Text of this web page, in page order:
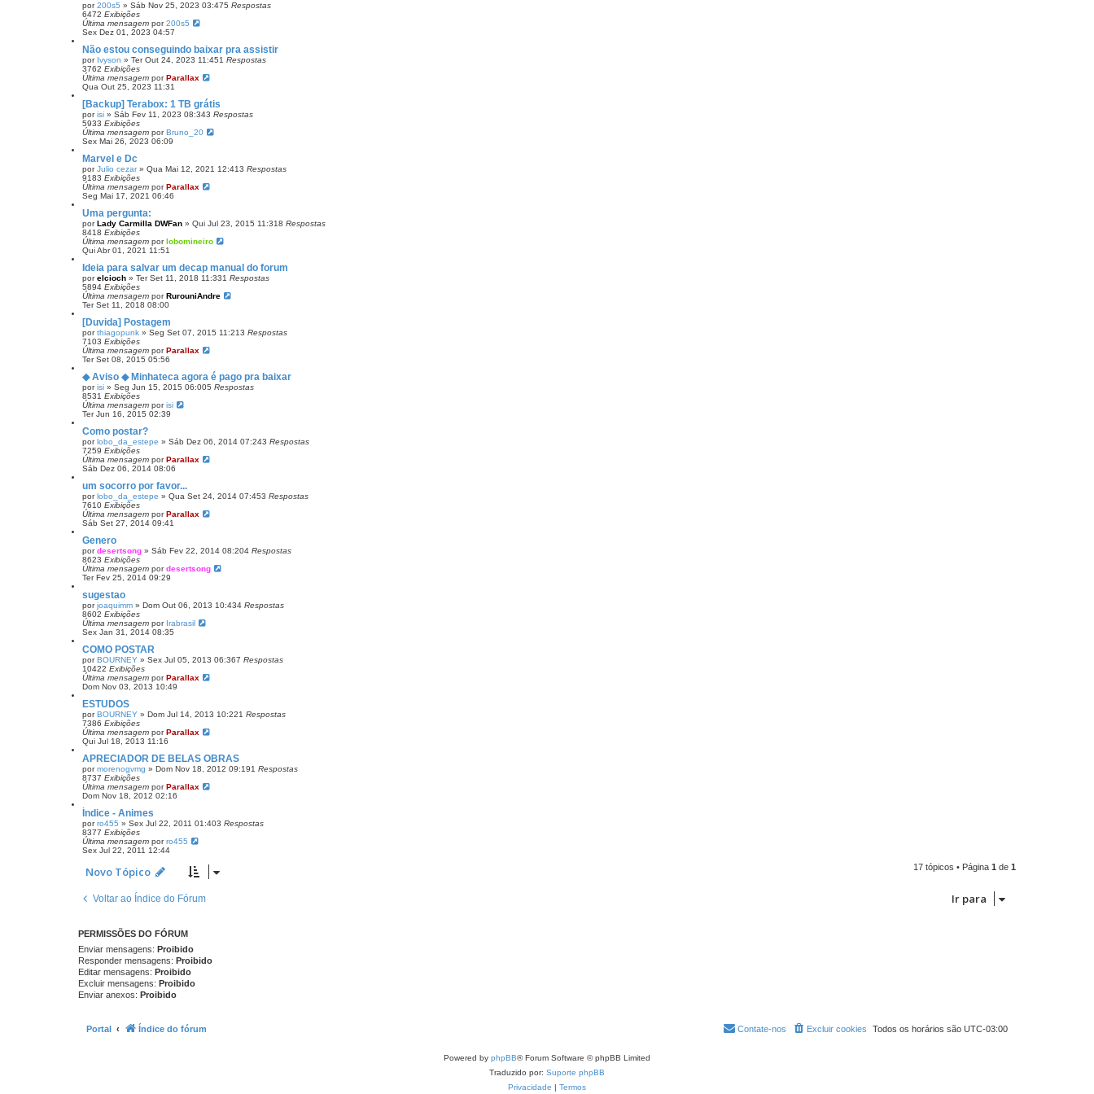
por200s5 » Sáb Nov 25, 2023 03:475 Respostas
6472 Exibições
Última mensagem por200s5
Sex Dez 01, 2023 04:57
Não estou conseguindo baixar pra assistir
por Ivyson » Ter Out 24, 2023 11:451 Respostas
3762 Exibições
Última mensagem porParallax
Qua Out 25, 2023 11:31
[Backup] Terabox: 1 TB grátis
porisi » Sáb Fev 11, 2023 08:343 Respostas
5933 Exibições
Última mensagem porBruno_20
Sex Mai 26, 2023 06:09
Marvel e Dc
porJulio cezar» Qua Mai 12, 2021 12:413 Respostas
9183 Exibições
Última mensagem porParallax
Seg Mai 17, 2021 06:46
Uma pergunta:
porLady Carmilla DWFan » Qui Jul 23, 2015 11:318 Respostas
8418 Exibições
Última mensagem porlobomineiro
Qui Abr 01, 2021 11:51
Ideia para salvar um decap manual do forum
porelcioch » Ter Set 11, 2018 11:331 Respostas
5894 Exibições
Última mensagem porRurouniAndre
Ter Set 11, 2018 08:00
[Duvida] Postagem
porthiagopunk » Seg Set 07, 2015 11:213 Respostas
7103 Exibições
Última mensagem porParallax
Ter Set 08, 2015 05:56
◆ Aviso ◆ Minhateca agora é pago pra baixar
porisi » Seg Jun 15, 2015 06:005 Respostas
8531 Exibições
Última mensagem porisi
Ter Jun 16, 2015 02:39
Como postar?
porlobo_da_estepe » Sáb Dez 06, 2014 07:243 Respostas
7259 Exibições
Última mensagem porParallax
Sáb Dez 06, 2014 08:06
um socorro por favor...
porlobo_da_estepe » Qua Set 24, 2014 07:453 Respostas
7610 Exibições
Última mensagem porParallax
Sáb Set 27, 2014 09:41
Genero
pordesertsong » Sáb Fev 22, 2014 08:204 Respostas
8623 Exibições
Última mensagem pordesertsong
Ter Fev 25, 2014 09:29
sugestao
porjoaquimm » Dom Out 06, 2013 10:434 Respostas
8602 Exibições
Última mensagem por Irabrasil
Sex Jan 31, 2014 08:35
COMO POSTAR
porBOURNEY » Sex Jul 05, 2013 06:367 Respostas
10422 Exibições
Última mensagem porParallax
Dom Nov 03, 2013 10:49
ESTUDOS
porBOURNEY » Dom Jul 14, 2013 10:221 Respostas
7386 Exibições
Última mensagem porParallax
Qui Jul 18, 2013 11:16
APRECIADOR DE BELAS OBRAS
pormorenogvmg » Dom Nov 18, 2012 09:191 Respostas
8737 Exibições
Última mensagem porParallax
Dom Nov 18, 2012 02:16
Índice - Animes
porro455 » Sex Jul 22, 2011 01:403 Respostas
8377 Exibições
Última mensagem porro455
Sex Jul 22, 2011 12:44
Novo Tópico 17 tópicos • Página 1 de 1
Voltar ao Índice do Fórum Ir para
PERMISSÕES DO FÓRUM
Enviar mensagens: Proibido
Responder mensagens: Proibido
Editar mensagens: Proibido
Excluir mensagens: Proibido
Enviar anexos: Proibido
Portal Índice do fórum Todos os horários são UTC-03:00
Excluir cookies
Contate-nos
Powered by phpBB® Forum Software © phpBB Limited
Traduzido por: Suporte phpBB
Privacidade | Termos